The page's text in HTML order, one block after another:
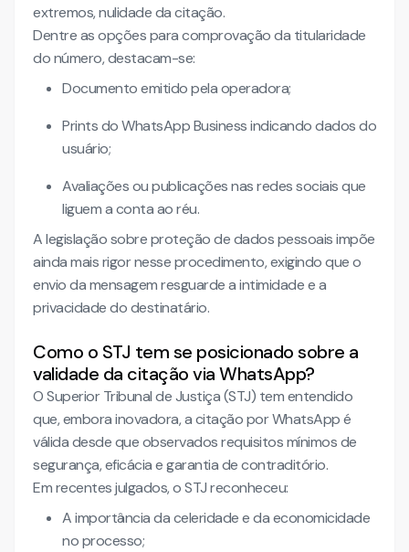
extremos, nulidade da citação.
Dentre as opções para comprovação da titularidade
do número, destacam-se:
Documento emitido pela operadora;
Prints do WhatsApp Business indicando dados do
usuário;
Avaliações ou publicações nas redes sociais que
liguem a conta ao réu.
A legislação sobre proteção de dados pessoais impõe
ainda mais rigor nesse procedimento, exigindo que o
envio da mensagem resguarde a intimidade e a
privacidade do destinatário.
Como o STJ tem se posicionado sobre a
validade da citação via WhatsApp?
O Superior Tribunal de Justiça (STJ) tem entendido
que, embora inovadora, a citação por WhatsApp é
válida desde que observados requisitos mínimos de
segurança, eficácia e garantia de contraditório.
Em recentes julgados, o STJ reconheceu:
A importância da celeridade e da economicidade
no processo;